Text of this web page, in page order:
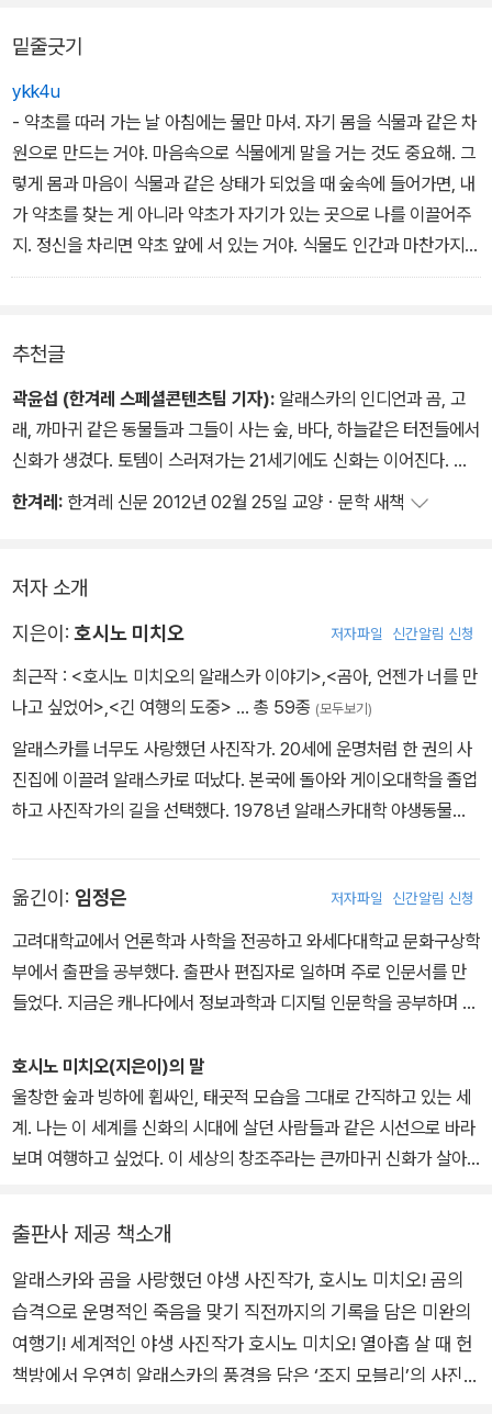
는 생각이 듭니다.’라는 말이 있다. 그런 진리를 호시노 미치오는 알래
스카란 땅에서 풍경과 동물에게 배우고, 거기 사는 사람들의 말에서
힘을 얻으며, 신화적인 직관력에 이끌려 터득했다. 그리고 사진과 언
어로 그것을 표현하려 끊임없이 노력했다. 그 마지막 성과가 이 한 권
의 책이다.
- 「호시노 미치오가 의도한 것」중
밑줄긋기
ykk4u
- 약초를 따러 가는 날 아침에는 물만 마셔. 자기 몸을 식물과 같은 차
원으로 만드는 거야. 마음속으로 식물에게 말을 거는 것도 중요해. 그
렇게 몸과 마음이 식물과 같은 상태가 되었을 때 숲속에 들어가면, 내
가 약초를 찾는 게 아니라 약초가 자기가 있는 곳으로 나를 이끌어주
지. 정신을 차리면 약초 앞에 서 있는 거야. 식물도 인간과 마찬가지로
영혼을 갖고 있으니까. (클링깃족 인디언)
만에 활짝 갠 밤이었다. 하늘을 우러르자 까만 나뭇가지 그림자 사이
로 쏟아질 듯한 별이 보였다. 수많은 별들이 뿜어내는 빛을 마주할 때
마다 시간이 지난 의미를 새삼 되묻게 된다. 수만 년 전의 별빛이 지금
내 눈동자를 비추고 있다. 몇 광년 떨어졌는지에 따라 저마다 다른 시
간을 건너온 별빛들이다. 유장한 우주의 시간을 한눈에 바라보고 있
추천글
곽윤섭 (한겨레 스페셜콘텐츠팀 기자): 알래스카의 인디언과 곰, 고
래, 까마귀 같은 동물들과 그들이 사는 숲, 바다, 하늘같은 터전들에서
신화가 생겼다. 토템이 스러져가는 21세기에도 신화는 이어진다. 눈
으로 본 것은 카메라로 찍을 수 있지만 입에서 입으로 전해지는 신화
한겨레: 한겨레 신문 2012년 02월 25일 교양ㆍ문학 새책
저자 소개
지은이:호시노 미치오 저자파일 신간알림 신청
최근작 : <호시노 미치오의 알래스카 이야기>,<곰아, 언젠가 너를 만
나고 싶었어>,<긴 여행의 도중> … 총 59종 (모두보기)
알래스카를 너무도 사랑했던 사진작가. 20세에 운명처럼 한 권의 사
진집에 이끌려 알래스카로 떠났다. 본국에 돌아와 게이오대학을 졸업
하고 사진작가의 길을 선택했다. 1978년 알래스카대학 야생동물관
영 도중 곰의 습격을 받고 43년의 짧은 생을 마감했다. 따뜻한 눈빛
으로 기록한 그의 사진과 글은 지금도 여전히 많은 사랑을 받고 있다.
1986년 아니마 상, 1990년 기무라이헤이 사진상, 1999년 일본사
진협회상 특별상을 받았다. 저서로는 『알래스카, 바람 같은 이야기』,
도중』, 『영원의 시간을 여행하다』 등이 있다.
옮긴이: 임정은 저자파일 신간알림 신청
고려대학교에서 언론학과 사학을 전공하고 와세다대학교 문화구상학
부에서 출판을 공부했다. 출판사 편집자로 일하며 주로 인문서를 만
들었다. 지금은 캐나다에서 정보과학과 디지털 인문학을 공부하며 때
파》, 《덴데라》, 《나는 알래스카에서 죽었다》 등이 있다.
호시노 미치오(지은이)의 말
울창한 숲과 빙하에 휩싸인, 태곳적 모습을 그대로 간직하고 있는 세
계. 나는 이 세계를 신화의 시대에 살던 사람들과 같은 시선으로 바라
보며 여행하고 싶었다. 이 세상의 창조주라는 큰까마귀 신화가 살아
출판사 제공 책소개
알래스카와 곰을 사랑했던 야생 사진작가, 호시노 미치오! 곰의
습격으로 운명적인 죽음을 맞기 직전까지의 기록을 담은 미완의
여행기! 세계적인 야생 사진작가 호시노 미치오! 열아홉 살 때 헌
책방에서 우연히 알래스카의 풍경을 담은 ‘조지 모블리’의 사진집